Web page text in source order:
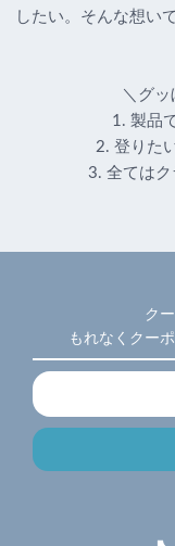
したい。そんな想い
＼グ
1. 製品
2. 登りた
3. 全ては
ク
もれなくクー